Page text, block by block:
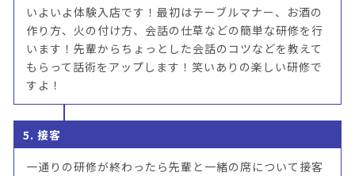
いよいよ体験入店です！最初はテーブルマナー、お酒の
作り方、火の付け方、会話の仕草などの簡単な研修を行
います！先輩からちょっとした会話のコツなどを教えて
もらって話術をアップします！笑いありの楽しい研修で
すよ！
5. 接客
一通りの研修が終わったら先輩と一緒の席について接客